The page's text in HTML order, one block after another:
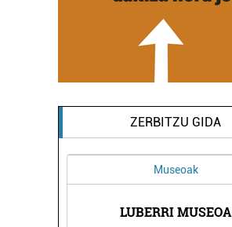
ZERBITZU GIDA
Museoak
LUBERRI MUSEOA